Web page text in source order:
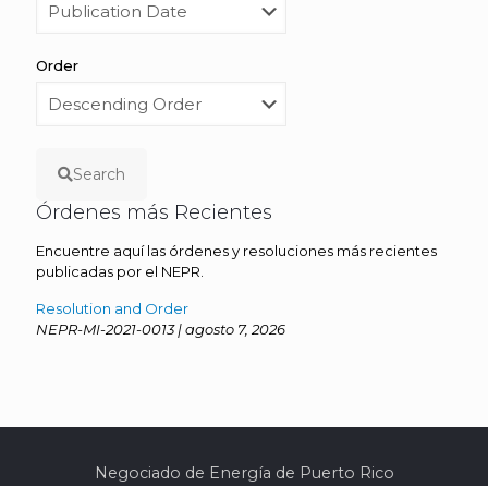
Order
Search
Órdenes más Recientes
Encuentre aquí las órdenes y resoluciones más recientes
publicadas por el NEPR.
Resolution and Order
NEPR-MI-2021-0013 | agosto 7, 2026
Negociado de Energía de Puerto Rico